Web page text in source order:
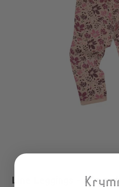
Line Leggings - Almond